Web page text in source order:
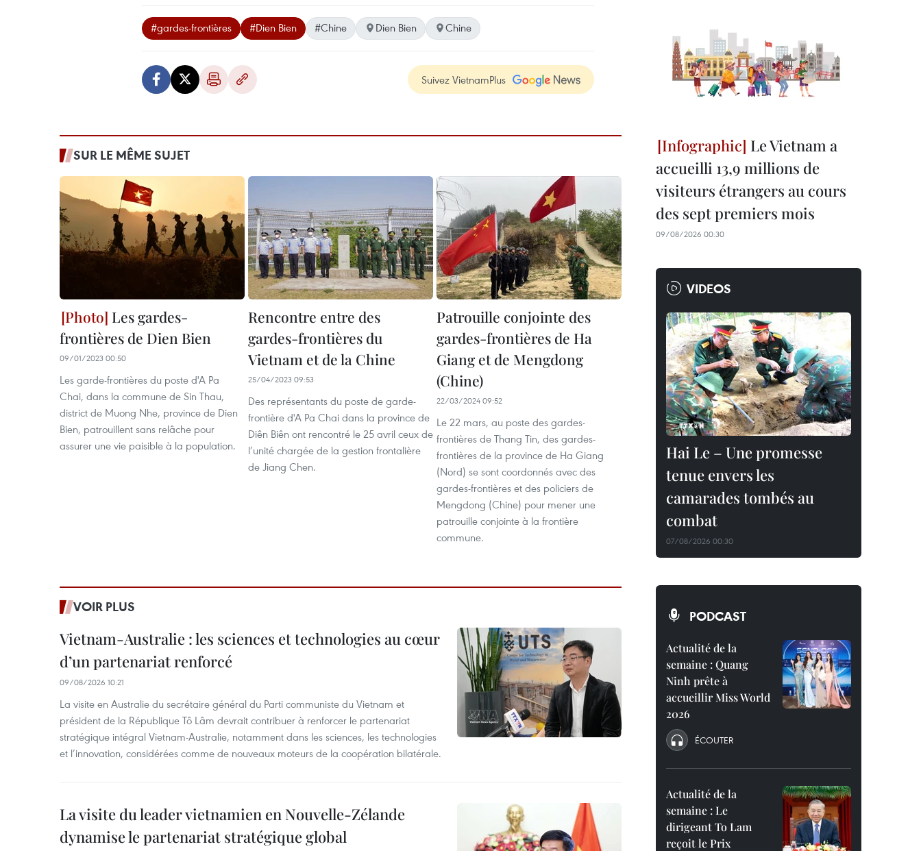
#gardes-frontières #Dien Bien #Chine Dien Bien Chine
Suivez VietnamPlus
SUR LE MÊME SUJET
Les gardes-
frontières de Dien Bien
09/01/2023 00:50
Les garde-frontières du poste d'A Pa
Chai, dans la commune de Sin Thau,
district de Muong Nhe, province de Dien
Bien, patrouillent sans relâche pour
assurer une vie paisible à la population.
Rencontre entre des
gardes-frontières du
Vietnam et de la Chine
25/04/2023 09:53
Des représentants du poste de garde-
frontière d'A Pa Chai dans la province de
Diên Biên ont rencontré le 25 avril ceux de
l’unité chargée de la gestion frontalière
de Jiang Chen.
Patrouille conjointe des
gardes-frontières de Ha
Giang et de Mengdong
(Chine)
22/03/2024 09:52
Le 22 mars, au poste des gardes-
frontières de Thang Tin, des gardes-
frontières de la province de Ha Giang
(Nord) se sont coordonnés avec des
gardes-frontières et des policiers de
Mengdong (Chine) pour mener une
patrouille conjointe à la frontière
commune.
VOIR PLUS
Vietnam-Australie : les sciences et technologies au cœur
d’un partenariat renforcé
09/08/2026 10:21
La visite en Australie du secrétaire général du Parti communiste du Vietnam et
président de la République Tô Lâm devrait contribuer à renforcer le partenariat
stratégique intégral Vietnam-Australie, notamment dans les sciences, les technologies
et l’innovation, considérées comme de nouveaux moteurs de la coopération bilatérale.
La visite du leader vietnamien en Nouvelle-Zélande
dynamise le partenariat stratégique global
Le Vietnam a
accueilli 13,9 millions de
visiteurs étrangers au cours
des sept premiers mois
09/08/2026 00:30
VIDEOS
Hai Le – Une promesse
tenue envers les
camarades tombés au
combat
07/08/2026 00:30
PODCAST
Actualité de la
semaine : Quang
Ninh prête à
accueillir Miss World
2026
ÉCOUTER
Actualité de la
semaine : Le
dirigeant To Lam
reçoit le Prix